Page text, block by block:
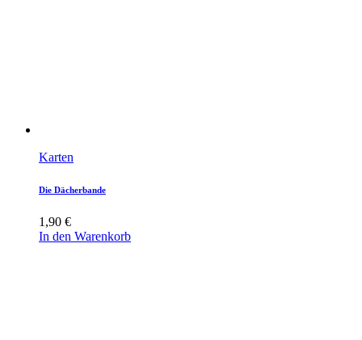
Karten
Die Dächerbande
1,90 €
In den Warenkorb